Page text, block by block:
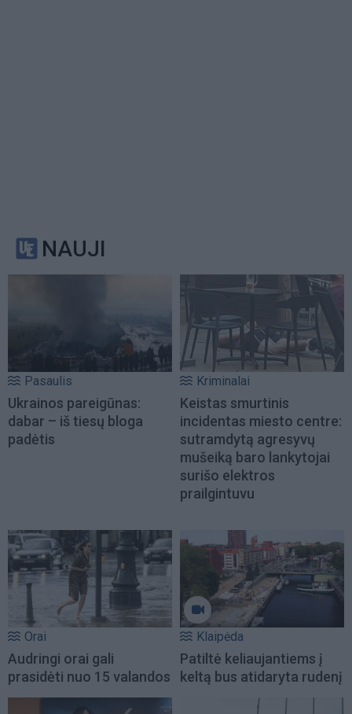
NAUJI
Pasaulis
Ukrainos pareigūnas:
dabar – iš tiesų bloga
padėtis
Kriminalai
Keistas smurtinis
incidentas miesto centre:
sutramdytą agresyvų
mušeiką baro lankytojai
surišo elektros
prailgintuvu
Orai
Audringi orai gali
prasidėti nuo 15 valandos
Klaipėda
Patiltė keliaujantiems į
keltą bus atidaryta rudenį